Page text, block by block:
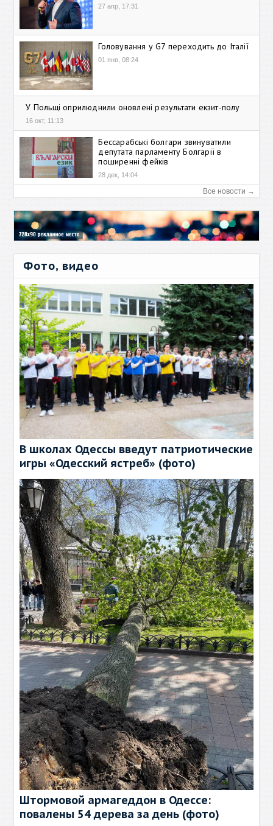
27 апр, 17:31
Головування у G7 переходить до Італії
01 янв, 08:24
У Польщі оприлюднили оновлені результати екзит-полу
16 окт, 11:13
Бессарабські болгари звинуватили
депутата парламенту Болгарії в
поширенні фейків
28 дек, 14:04
Все новости →
Фото, видео
В школах Одессы введут патриотические
игры «Одесский ястреб» (фото)
Штормовой армагеддон в Одессе:
повалены 54 дерева за день (фото)